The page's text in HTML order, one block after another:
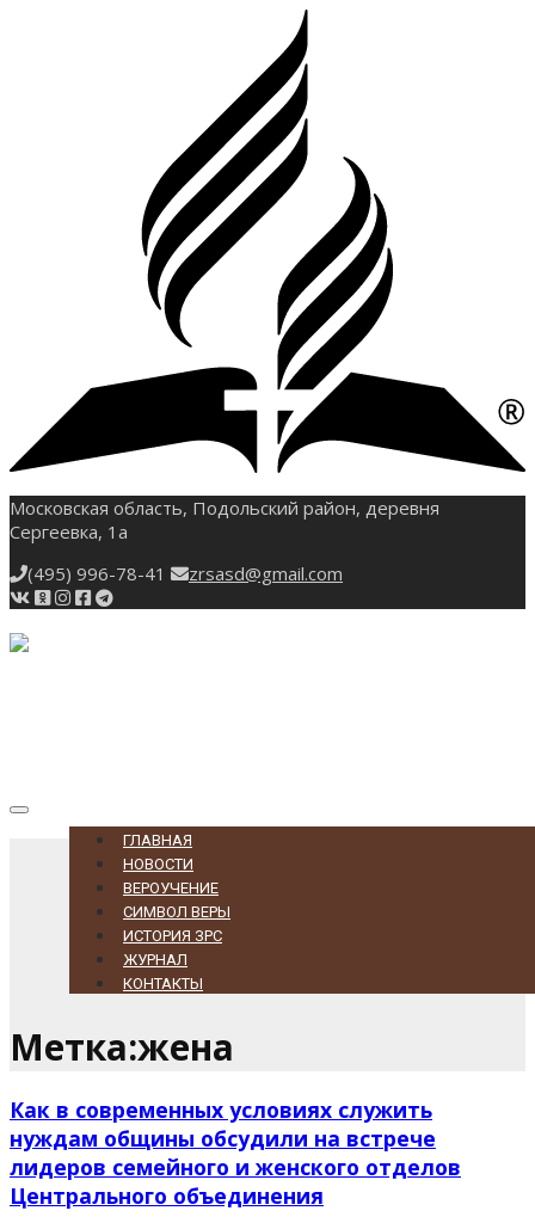
Московская область, Подольский район, деревня
Сергеевка, 1а
(495) 996-78-41
zrsasd@gmail.com
Toggle
ГЛАВНАЯ
НОВОСТИ
ВЕРОУЧЕНИЕ
СИМВОЛ ВЕРЫ
ИСТОРИЯ ЗРС
ЖУРНАЛ
КОНТАКТЫ
Метка:жена
Как в современных условиях служить
нуждам общины обсудили на встрече
лидеров семейного и женского отделов
Центрального объединения